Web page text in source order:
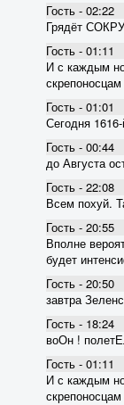
Гость - 02:22
Грядёт
Гость - 01:11
И с каждым
Гость - 01:01
Сегодня
Гость - 00:44
до Августа
Гость - 22:08
Всем похуй.
Гость - 20:55
Вполне
будет
Гость - 20:50
завтра
Гость - 18:24
воОн !
Гость - 01:11
И с каждым